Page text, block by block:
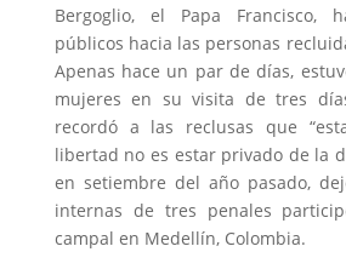
Bergoglio, el Papa Francisco,
públicos hacia las personas
Apenas hace un par de días,
mujeres en su visita de tres
recordó a las reclusas que
libertad no es estar privado de la
en setiembre del año pasado,
internas de tres penales
campal en Medellín, Colombia.